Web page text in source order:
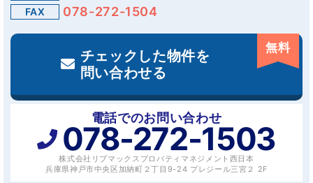
FAX 078-272-1504
チェックした物件を
問い合わせる
無料
電話でのお問い合わせ
078-272-1503
株式会社リブマックスプロパティマネジメント西日本
兵庫県神戸市中央区加納町２丁目9-24 プレジール三宮２ 2F